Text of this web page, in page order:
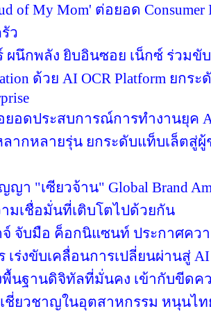
of My Mom' ต่อยอด Consumer
ว
ผนึกพลัง ยิบอินซอย เน็กซ์ ร่วมขับ
ด้วย AI OCR Platform ยก
ยอดประสบการณ์การทำงานยุค
ลากหลายรุ่น ยกระดับแท็บเล็ตสู่
า "เซียวจ้าน" Global Brand
มเชื่อมั่นที่เติบโตไปด้วยกัน
จ์ จับมือ ค็อกนิแซนท์ ประกาศคว
เร่งขับเคลื่อนการเปลี่ยนผ่านสู่
พื้นฐานดิจิทัลที่มั่นคง เข้ากับขีดค
ชี่ยวชาญในอุตสาหกรรม หนุนไท